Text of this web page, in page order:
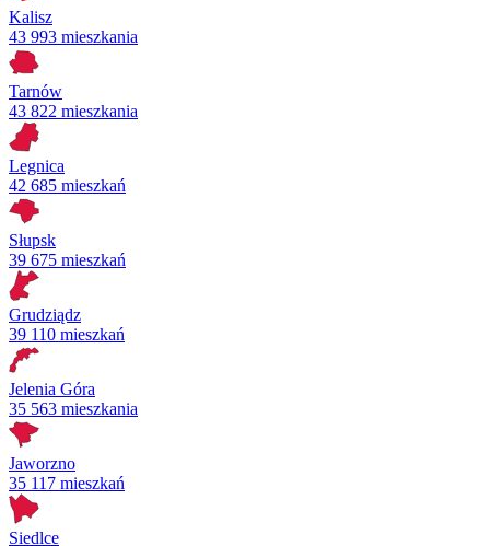
Kalisz
43 993 mieszkania
Tarnów
43 822 mieszkania
Legnica
42 685 mieszkań
Słupsk
39 675 mieszkań
Grudziądz
39 110 mieszkań
Jelenia Góra
35 563 mieszkania
Jaworzno
35 117 mieszkań
Siedlce